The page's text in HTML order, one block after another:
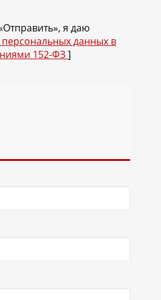
я даю
персональных данных в
152-ФЗ]